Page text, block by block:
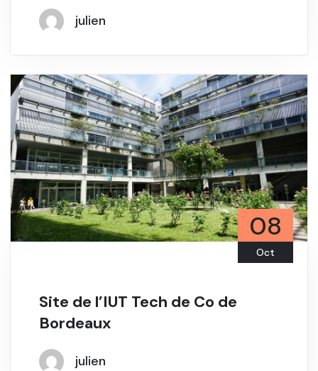
julien
08
Oct
Site de l’IUT Tech de Co de
Bordeaux
julien